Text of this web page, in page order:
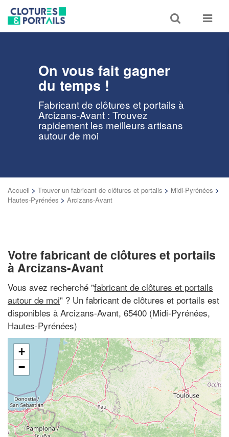
Toggle
search
Toggle
On vous fait gagner
du temps !
Fabricant de clôtures et portails à
Arcizans-Avant : Trouvez
rapidement les meilleurs artisans
autour de moi
Accueil > Trouver un fabricant de clôtures et portails > Midi-Pyrénées >
Hautes-Pyrénées > Arcizans-Avant
Votre fabricant de clôtures et portails
à Arcizans-Avant
Vous avez recherché "fabricant de clôtures et portails
autour de moi" ? Un fabricant de clôtures et portails est
disponibles à Arcizans-Avant, 65400 (Midi-Pyrénées,
Hautes-Pyrénées)
+
−